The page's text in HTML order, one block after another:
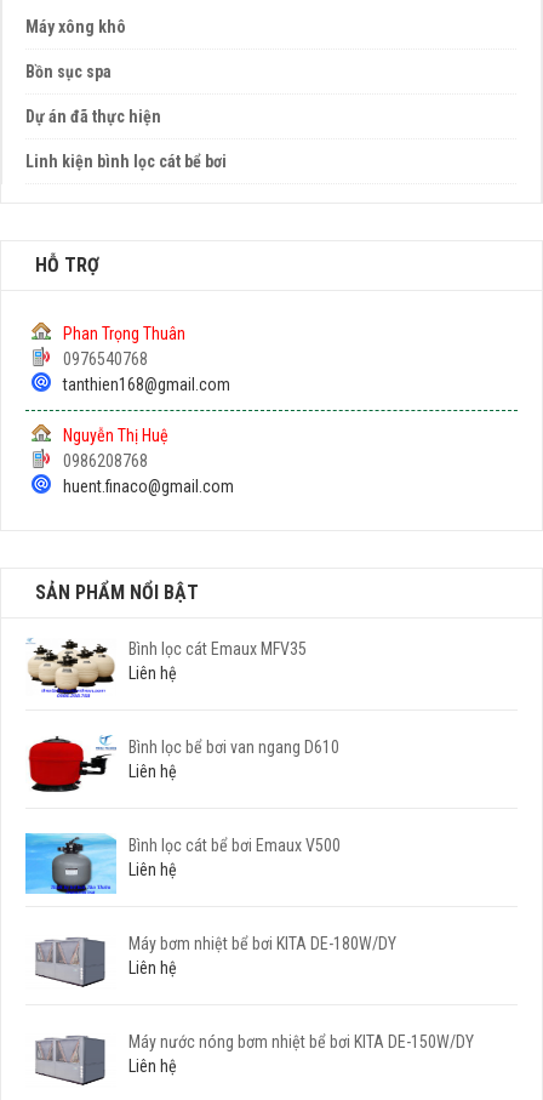
Máy xông khô
Bồn sục spa
Dự án đã thực hiện
Linh kiện bình lọc cát bể bơi
HỖ TRỢ
Phan Trọng Thuân
0976540768
tanthien168@gmail.com
Nguyễn Thị Huệ
0986208768
huent.finaco@gmail.com
SẢN PHẨM NỔI BẬT
Bình lọc cát Emaux MFV35
Liên hệ
Bình lọc bể bơi van ngang D610
Liên hệ
Bình lọc cát bể bơi Emaux V500
Liên hệ
Máy bơm nhiệt bể bơi KITA DE-180W/DY
Liên hệ
Máy nước nóng bơm nhiệt bể bơi KITA DE-150W/DY
Liên hệ